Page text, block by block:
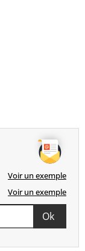
Voir un exemple
Voir un exemple